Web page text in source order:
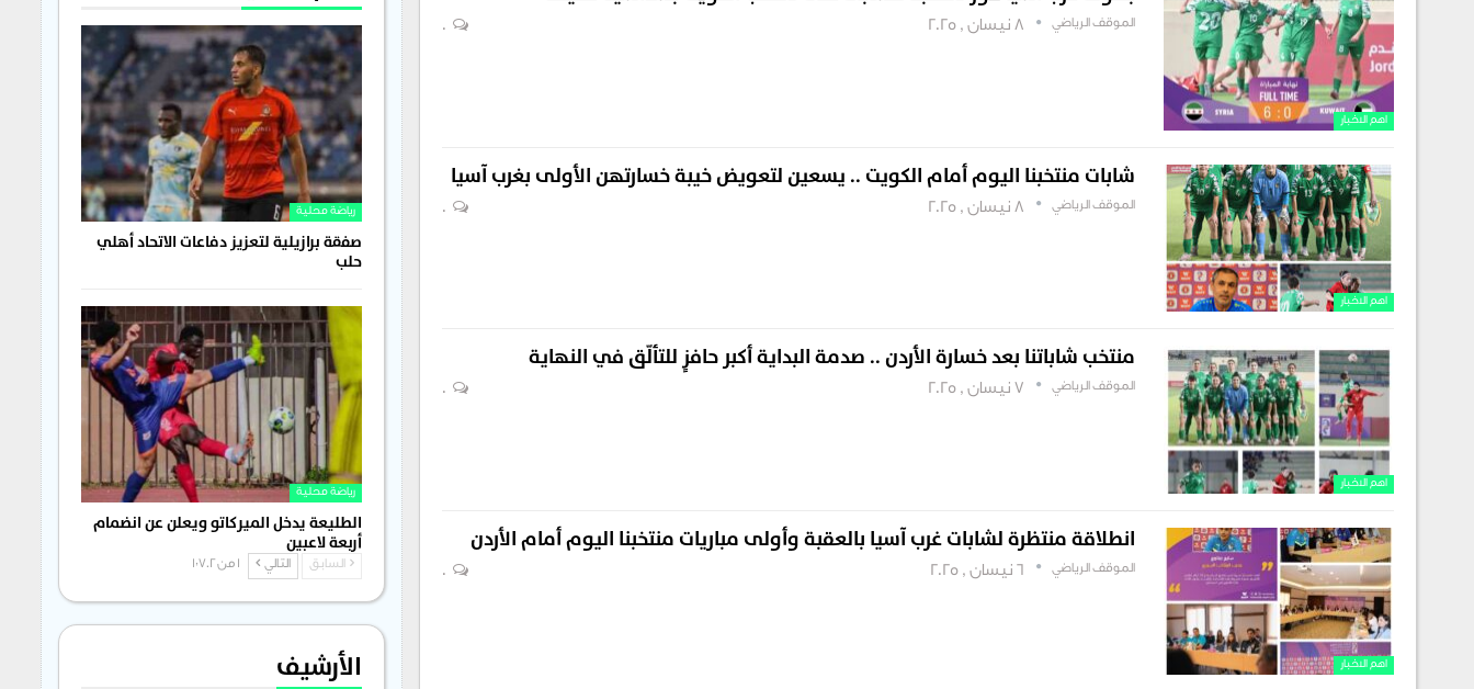
اهم الاخبار
الموقف الرياضي 8 نيسان , 2025
اهم الاخبار
شابات منتخبنا اليوم أمام الكويت .. يسعين لتعويض خيبة خسارتهن الأولى بغرب آسيا
الموقف الرياضي 8 نيسان , 2025
اهم الاخبار
منتخب شاباتنا بعد خسارة الأردن .. صدمة البداية أكبر حافزٍ للتألّق في النهاية
الموقف الرياضي 7 نيسان , 2025
اهم الاخبار
انطلاقة منتظرة لشابات غرب آسيا بالعقبة وأولى مباريات منتخبنا اليوم أمام الأردن
الموقف الرياضي 6 نيسان , 2025
رياضة محلية
صفقة برازيلية لتعزيز دفاعات الاتحاد أهلي
حلب
رياضة محلية
الطليعة يدخل الميركاتو ويعلن عن انضمام
أربعة لاعبين
السابق التالي 1 من 1٬702
الأرشيف